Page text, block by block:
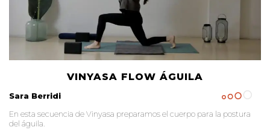
VINYASA FLOW ÁGUILA
Sara Berridi
En esta secuencia de Vinyasa preparamos el cuerpo para la postura
del águila.